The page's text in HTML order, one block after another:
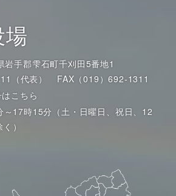
場
手郡雫石町千刈田5番地1
（代表）
FAX（019）692-1311
こちら
17時15分（土・日曜日、祝日、12
）